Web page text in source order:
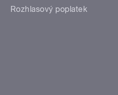
Rozhlasový poplatek